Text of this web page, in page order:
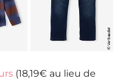
(18,19€ au lieu de